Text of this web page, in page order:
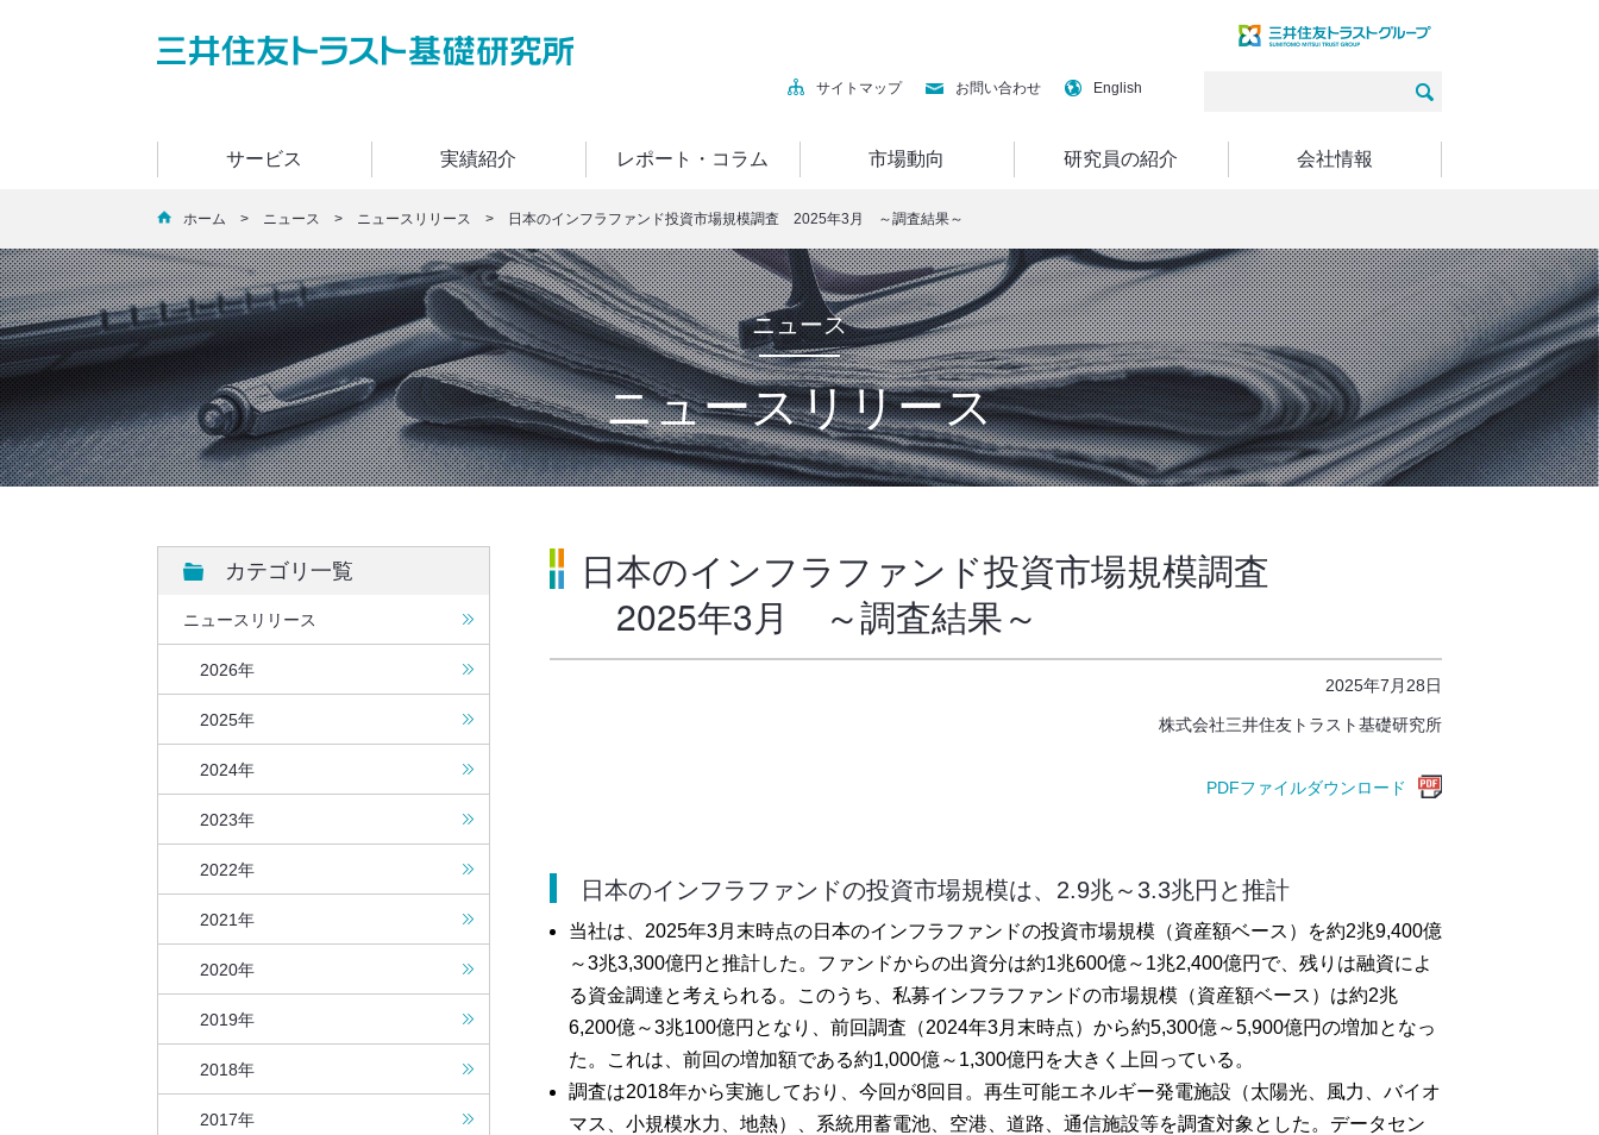
サイトマップ お問い合わせ English
サービス 実績紹介 レポート・コラム 市場動向 研究員の紹介 会社情報
ホーム > ニュース > ニュースリリース > 日本のインフラファンド投資市場規模調査 2025年3月 ～調査結果～
ニュース
ニュースリリース
日本のインフラファンド投資市場規模調査
2025年3月 ～調査結果～
2025年7月28日
株式会社三井住友トラスト基礎研究所
PDFファイルダウンロード
日本のインフラファンドの投資市場規模は、2.9兆～3.3兆円と推計
当社は、2025年3月末時点の日本のインフラファンドの投資市場規模（資産額ベース）を約2兆9,400億
～3兆3,300億円と推計した。ファンドからの出資分は約1兆600億～1兆2,400億円で、残りは融資によ
る資金調達と考えられる。このうち、私募インフラファンドの市場規模（資産額ベース）は約2兆
6,200億～3兆100億円となり、前回調査（2024年3月末時点）から約5,300億～5,900億円の増加となっ
た。これは、前回の増加額である約1,000億～1,300億円を大きく上回っている。
調査は2018年から実施しており、今回が8回目。再生可能エネルギー発電施設（太陽光、風力、バイオ
マス、小規模水力、地熱）、系統用蓄電池、空港、道路、通信施設等を調査対象とした。データセン
カテゴリ一覧
ニュースリリース
2026年
2025年
2024年
2023年
2022年
2021年
2020年
2019年
2018年
2017年